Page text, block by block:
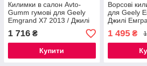
Килимки в салон Avto-
Gumm гумові для Geely
Emgrand X7 2013 / Джилі
Емгранд Ікс7 2013+
1 716 ₴
Купити
Ворсові
для Geely
Джилі
1 495₴